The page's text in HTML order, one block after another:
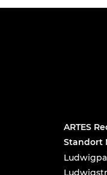
ARTES
Standort